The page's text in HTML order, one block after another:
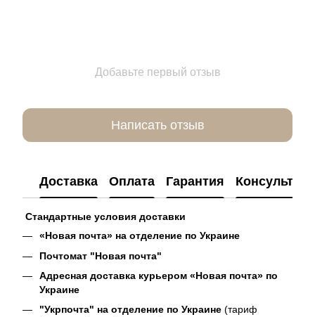
Добавьте первый отзыв
Написать отзыв
Доставка Оплата Гарантия
Стандартные условия доставки
«Новая почта» на отделение по Украине
Почтомат "Новая почта"
Адресная доставка курьером «Новая почта» по
Украине
"Укрпочта" на отделение по Украине (тариф